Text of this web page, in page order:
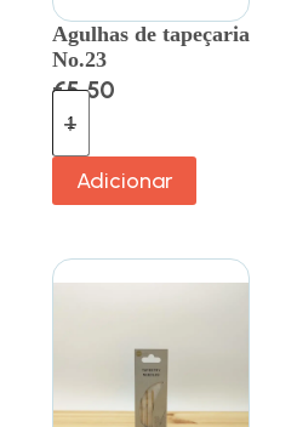
Agulhas de tapeçaria
No.23
€5.50
Adicionar